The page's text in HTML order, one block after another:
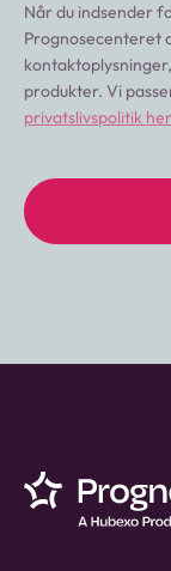
Når du indsender
Prognosecenteret
produkter. Vi
privatslivspolitik her